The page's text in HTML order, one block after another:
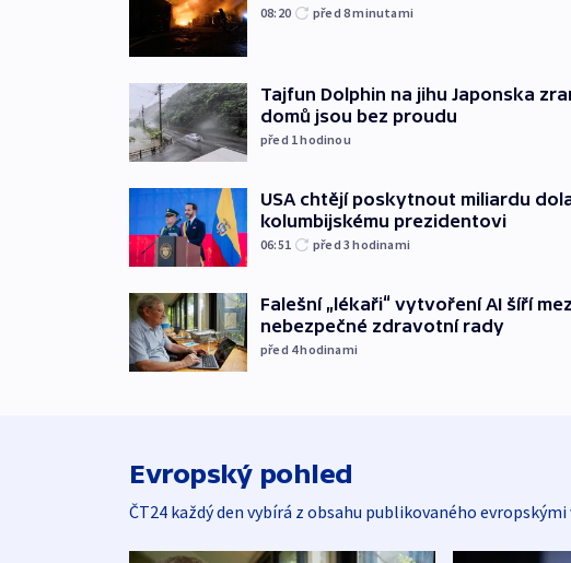
08:20 před 8minutami
Tajfun Dolphin na jihu Japonska
domů jsou bez proudu
před 1hodinou
USA chtějí poskytnout miliardu
kolumbijskému prezidentovi
06:51 před 3hodinami
Falešní „lékaři“ vytvoření AI šíří
nebezpečné zdravotní rady
před 4hodinami
Evropský pohled
ČT24 každý den vybírá z obsahu publikovaného